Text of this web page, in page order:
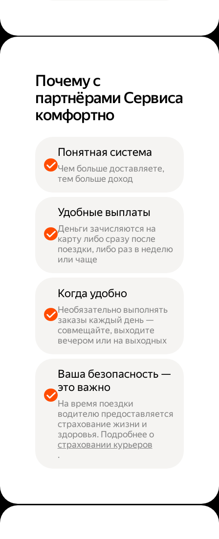
Почему с
партнёрами Сервиса
комфортно
Понятная система
Чем больше доставляете,
тем больше доход
Удобные выплаты
Деньги зачисляются на
карту либо сразу после
поездки, либо раз в неделю
или чаще
Когда удобно
Необязательно выполнять
заказы каждый день —
совмещайте, выходите
вечером или на выходных
Ваша безопасность —
это важно
На время поездки
водителю предоставляется
страхование жизни и
здоровья. Подробнее о
страховании курьеров
.